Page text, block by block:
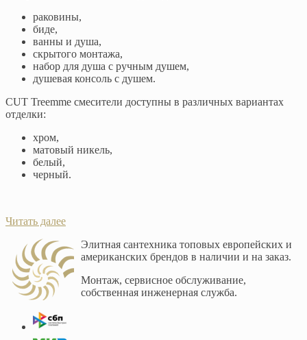
раковины,
биде,
ванны и душа,
скрытого монтажа,
набор для душа с ручным душем,
душевая консоль с душем.
CUT Treemme смесители доступны в различных вариантах
отделки:
хром,
матовый никель,
белый,
черный.
Читать далее
Элитная сантехника топовых европейских и
американских брендов в наличии и на заказ.
Монтаж, сервисное обслуживание,
собственная инженерная служба.